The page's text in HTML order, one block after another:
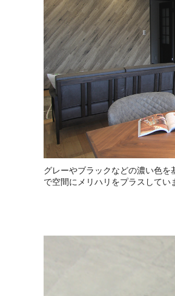
グレーやブラックなどの濃い色
で空間にメリハリをプラスしてい